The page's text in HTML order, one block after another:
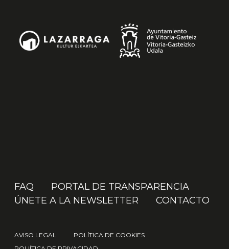
FAQ
PORTAL DE TRANSPARENCIA
ÚNETE A LA NEWSLETTER
CONTACTO
AVISO LEGAL
POLÍTICA DE COOKIES